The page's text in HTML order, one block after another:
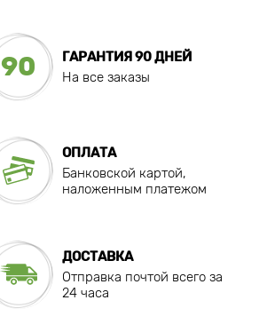
90
ГАРАНТИЯ 90 ДНЕЙ
На все заказы
ОПЛАТА
Банковской картой,
наложенным платежом
ДОСТАВКА
Отправка почтой всего за
24 часа